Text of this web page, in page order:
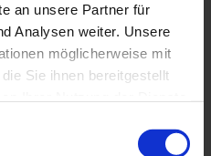
an unsere Partner für
Analysen weiter. Unsere
möglicherweise mit
Sie ihnen bereitgestellt
weiterhin nutzen.
einverstanden, dass diese
unserer
und gespeichert
mit Wirodive in Kontakt